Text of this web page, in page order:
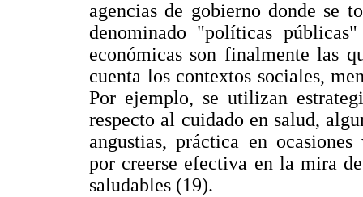
agencias de gobierno donde se
denominado "políticas
económicas son finalmente las
cuenta los contextos sociales,
Por ejemplo, se utilizan
respecto al cuidado en salud,
angustias, práctica en
por creerse efectiva en la mira
saludables (19).